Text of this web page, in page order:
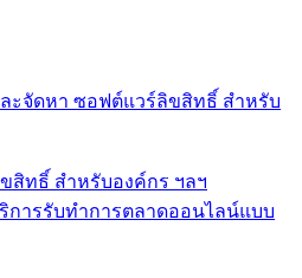
สิทธิ์ สำหรับองค์กร ฯลฯ